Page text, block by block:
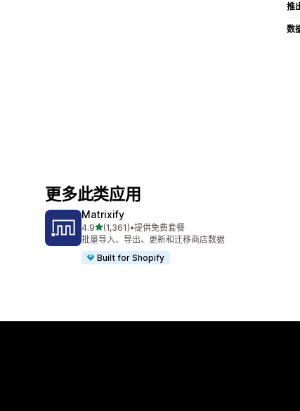
推
数
更多此类应用
Matrixify
4.9星（满分 5 星）
(1,361)
总共 1361 条评论
•提供免费套餐
批量导入、导出、更新和迁移商店数据
Built for Shopify